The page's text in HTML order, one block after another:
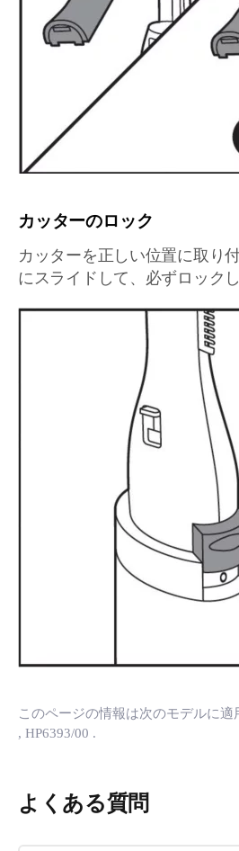
カッターのロック
カッターを正しい位置に取り
にスライドして、必ずロック
このページの情報は次のモデルに適
, HP6393/00 .
よくある質問